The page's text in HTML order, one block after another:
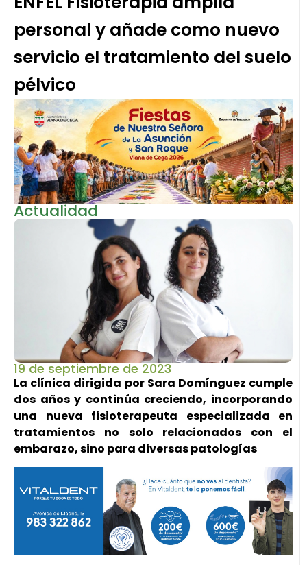
personal y añade como nuevo
servicio el tratamiento del suelo
pélvico
Actualidad
19 de septiembre de 2023
La clínica dirigida por Sara Domínguez cumple
dos años y continúa creciendo, incorporando
una nueva fisioterapeuta especializada en
tratamientos no solo relacionados con el
embarazo, sino para diversas patologías